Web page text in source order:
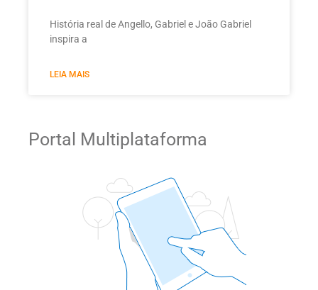
História real de Angello, Gabriel e João Gabriel
inspira a
LEIA MAIS
Portal Multiplataforma